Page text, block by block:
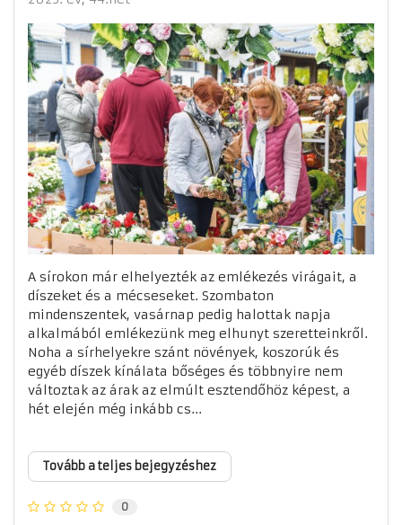
A sírokon már elhelyezték az emlékezés virágait, a
díszeket és a mécseseket. Szombaton
mindenszentek, vasárnap pedig halottak napja
alkalmából emlékezünk meg elhunyt szeretteinkről.
Noha a sírhelyekre szánt növények, koszorúk és
egyéb díszek kínálata bőséges és többnyire nem
változtak az árak az elmúlt esztendőhöz képest, a
hét elején még inkább cs...
Tovább a teljes bejegyzéshez
0